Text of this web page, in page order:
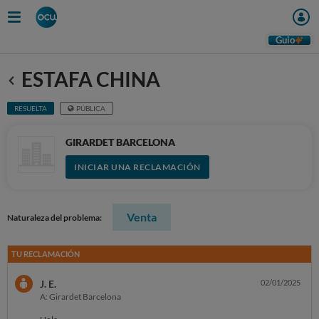
Guio
Anterior
ESTAFA CHINA
RESUELTA PÚBLICA
GIRARDET BARCELONA
INICIAR UNA RECLAMACIÓN
Naturaleza del problema: Venta
TU RECLAMACIÓN
J. E.
A: Girardet Barcelona
02/01/2025